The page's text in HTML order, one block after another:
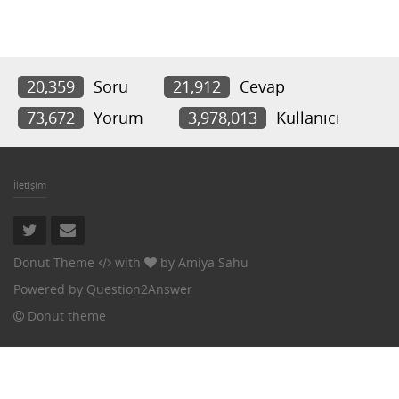
20,359 Soru 21,912
Cevap
73,672
Yorum 3,978,013 Kullanıcı
İletişim
Donut Theme with by Amiya Sahu
Powered by Question2Answer
Donut theme